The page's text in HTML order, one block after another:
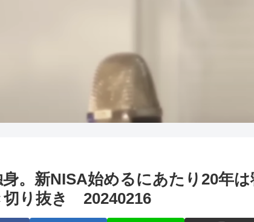
身。新NISA始めるにあたり20年
り抜き 20240216